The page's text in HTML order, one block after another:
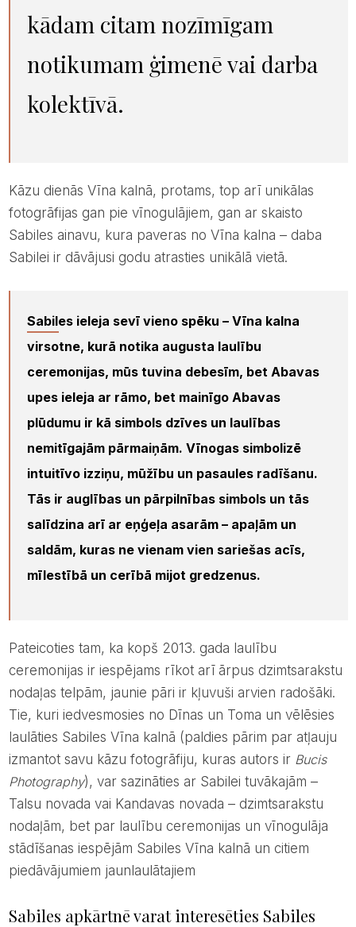
kādam citam nozīmīgam
notikumam ģimenē vai darba
kolektīvā.
Kāzu dienās Vīna kalnā, protams, top arī unikālas
fotogrāfijas gan pie vīnogulājiem, gan ar skaisto
Sabiles ainavu, kura paveras no Vīna kalna – daba
Sabilei ir dāvājusi godu atrasties unikālā vietā.
Sabiles ieleja sevī vieno spēku – Vīna kalna
virsotne, kurā notika augusta laulību
ceremonijas, mūs tuvina debesīm, bet Abavas
upes ieleja ar rāmo, bet mainīgo Abavas
plūdumu ir kā simbols dzīves un laulības
nemitīgajām pārmaiņām. Vīnogas simbolizē
intuitīvo izziņu, mūžību un pasaules radīšanu.
Tās ir auglības un pārpilnības simbols un tās
salīdzina arī ar eņģeļa asarām – apaļām un
saldām, kuras ne vienam vien sariešas acīs,
mīlestībā un cerībā mijot gredzenus.
Pateicoties tam, ka kopš 2013. gada laulību
ceremonijas ir iespējams rīkot arī ārpus dzimtsarakstu
nodaļas telpām, jaunie pāri ir kļuvuši arvien radošāki.
Tie, kuri iedvesmosies no Dīnas un Toma un vēlēsies
laulāties Sabiles Vīna kalnā (paldies pārim par atļauju
izmantot savu kāzu fotogrāfiju, kuras autors ir Bucis
Photography), var sazināties ar Sabilei tuvākajām –
Talsu novada vai Kandavas novada – dzimtsarakstu
nodaļām, bet par laulību ceremonijas un vīnogulāja
stādīšanas iespējām Sabiles Vīna kalnā un citiem
piedāvājumiem jaunlaulātajiem
Sabiles apkārtnē varat interesēties Sabiles